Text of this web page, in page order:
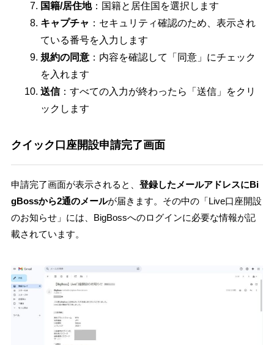
国籍/居住地：国籍と居住国を選択します
キャプチャ ：セキュリティ確認のため、表示され
ている番号を入力します
規約の同意：内容を確認して「同意」にチェック
を入れます
送信：すべての入力が終わったら「送信」をクリ
ックします
クイック口座開設申請完了画面
申請完了画面が表示されると、 登録したメールアドレスにBi
gBossから2通のメールが届きます。その中の「Live口座開設
のお知らせ」には、BigBossへのログインに必要な情報が記
載されています。